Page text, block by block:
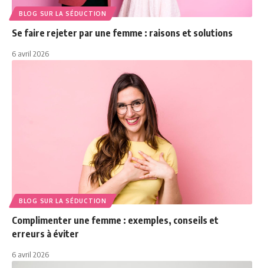
BLOG SUR LA SÉDUCTION
Se faire rejeter par une femme : raisons et solutions
6 avril 2026
BLOG SUR LA SÉDUCTION
Complimenter une femme : exemples, conseils et
erreurs à éviter
6 avril 2026